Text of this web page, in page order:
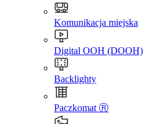
Komunikacja miejska
Digital OOH (DOOH)
Backlighty
Paczkomat Ⓡ